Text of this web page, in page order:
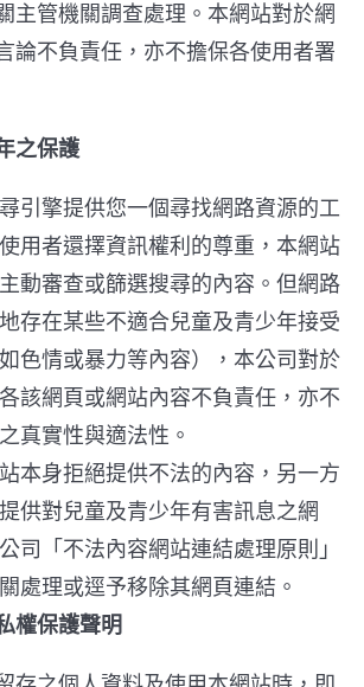
主管機關調查處理。本網站對於網
論不負責任，亦不擔保各使用者署
之保護
引擎提供您一個尋找網路資源的工
用者還擇資訊權利的尊重，本網站
動審查或篩選搜尋的內容。但網路
地存在某些不適合兒童及青少年接受
色情或暴力等內容），本公司對於
該網頁或網站內容不負責任，亦不
真實性與適法性。
本身拒絕提供不法的內容，另一方
供對兒童及青少年有害訊息之網
司「不法內容網站連結處理原則」
處理或逕予移除其網頁連結。
權保護聲明